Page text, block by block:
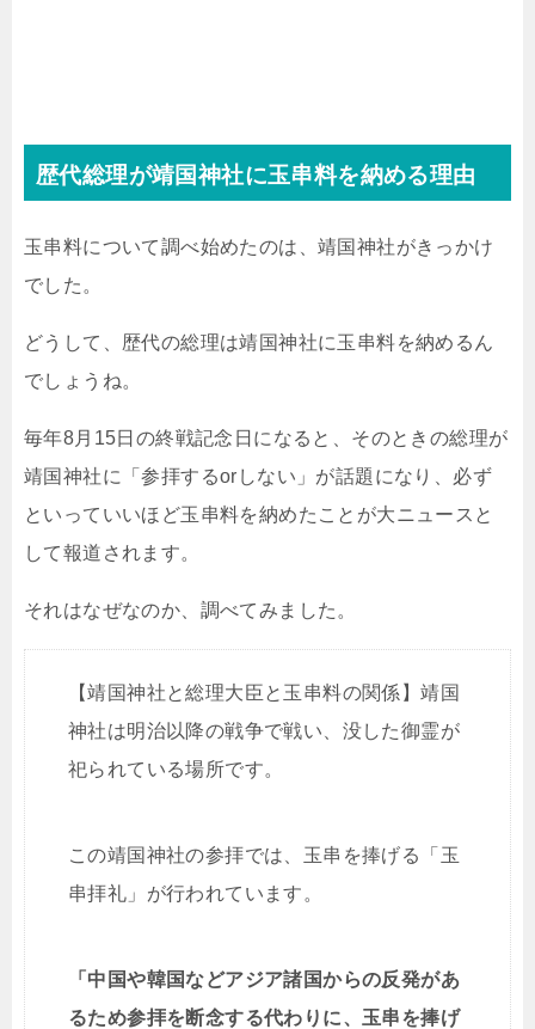
歴代総理が靖国神社に玉串料を納める理由
玉串料について調べ始めたのは、靖国神社がきっかけ
でした。
どうして、歴代の総理は靖国神社に玉串料を納めるん
でしょうね。
毎年8月15日の終戦記念日になると、そのときの総理が
靖国神社に「参拝するorしない」が話題になり、必ず
といっていいほど玉串料を納めたことが大ニュースと
して報道されます。
それはなぜなのか、調べてみました。
【靖国神社と総理大臣と玉串料の関係】靖国
神社は明治以降の戦争で戦い、没した御霊が
祀られている場所です。
この靖国神社の参拝では、玉串を捧げる「玉
串拝礼」が行われています。
「中国や韓国などアジア諸国からの反発があ
るため参拝を断念する代わりに、玉串を捧げ